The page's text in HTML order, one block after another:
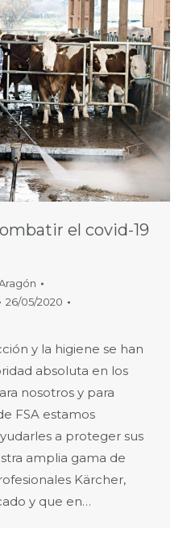
el covid-19
26/05/2020
y la higiene se han
absoluta en los
nosotros y para
FSA estamos
a proteger sus
amplia gama de
Kärcher,
y que en…